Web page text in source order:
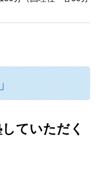
ていただく